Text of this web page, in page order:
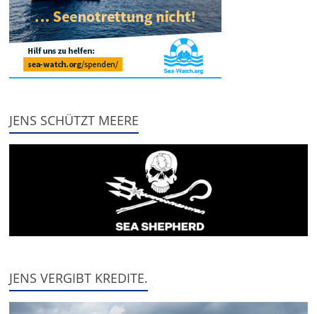
JENS SCHÜTZT MEERE
JENS VERGIBT KREDITE.